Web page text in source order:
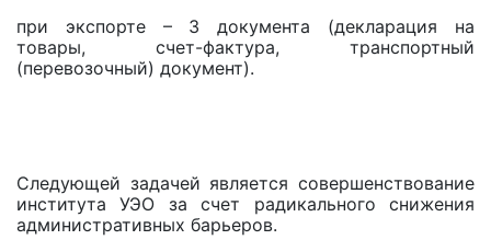
при экспорте – 3 документа (декларация на
товары, счет-фактура, транспортный
(перевозочный) документ).
Следующей задачей является совершенствование
института УЭО за счет радикального снижения
административных барьеров.